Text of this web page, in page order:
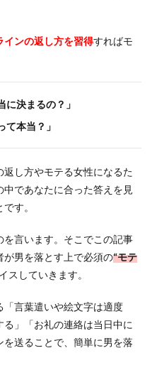
インの返し方を習得すればモ
に決まるの？」
て本当？」
し方やモテる女性になるた
であなたに合った答えを見
す。
言います。そこでこの記事
が男を落とす上で必須の“モテ
スしていきます。
言葉遣いや絵文字は適度
」「お礼の連絡は当日中に
送ることで、簡単に男を落